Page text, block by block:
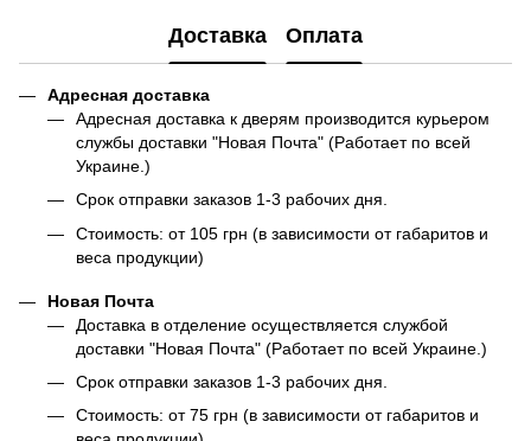
Доставка Оплата
Адресная доставка
Адресная доставка к дверям производится курьером
службы доставки "Новая Почта" (Работает по всей
Украине.)
Срок отправки заказов 1-3 рабочих дня.
Стоимость: от 105 грн (в зависимости от габаритов и
веса продукции)
Новая Почта
Доставка в отделение осуществляется службой
доставки "Новая Почта" (Работает по всей Украине.)
Срок отправки заказов 1-3 рабочих дня.
Стоимость: от 75 грн (в зависимости от габаритов и